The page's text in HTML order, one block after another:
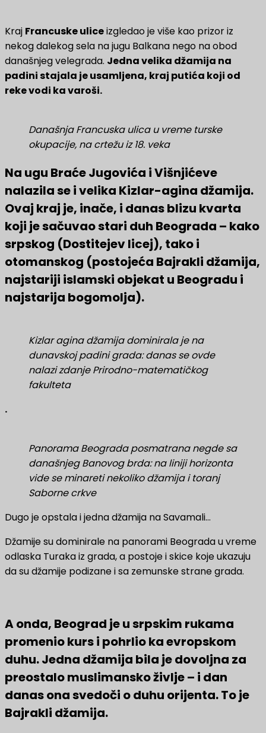
Kraj Francuske uliceizgledao je više kao prizor iz
nekog dalekog sela na jugu Balkana nego na obod
današnjeg velegrada. Jedna velika džamija na
padini stajala je usamljena, kraj putića koji od
reke vodi ka varoši.
Današnja Francuska ulica u vreme turske
okupacije, na crtežu iz 18. veka
Na ugu Braće Jugovića i Višnjićeve
nalazila se i velika Kizlar-agina džamija.
Ovaj kraj je, inače, i danas blizu kvarta
koji je sačuvao stari duh Beograda – kako
srpskog (Dostitejev licej), tako i
otomanskog (postojeća Bajrakli džamija,
najstariji islamski objekat u Beogradu i
najstarija bogomolja).
Kizlar agina džamija dominirala je na
dunavskoj padini grada: danas se ovde
nalazi zdanje Prirodno-matematičkog
fakulteta
.
Panorama Beograda posmatrana negde sa
današnjeg Banovog brda: na liniji horizonta
vide se minareti nekoliko džamija i toranj
Saborne crkve
Dugo je opstala i jedna džamija na Savamali…
Džamije su dominirale na panorami Beograda u vreme
odlaska Turaka iz grada, a postoje i skice koje ukazuju
da su džamije podizane i sa zemunske strane grada.
A onda, Beograd je u srpskim rukama
promenio kurs i pohrlio ka evropskom
duhu. Jedna džamija bila je dovoljna za
preostalo muslimansko življe – i dan
danas ona svedoči o duhu orijenta. To je
Bajrakli džamija.